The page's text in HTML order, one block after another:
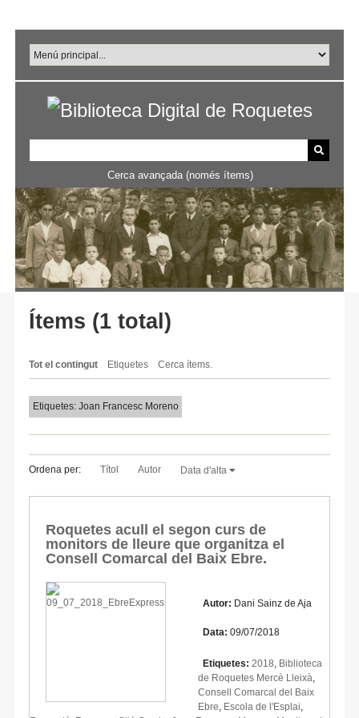
principal
Cerca avançada (només ítems)
Ítems (1 total)
Tot el contingut Etiquetes Cerca ítems.
Etiquetes: Joan Francesc Moreno
Ordena per: Títol Autor Data d'alta
Roquetes acull el segon curs de
monitors de lleure que organitza el
Consell Comarcal del Baix Ebre.
Autor: Dani Sainz de Aja
Data: 09/07/2018
Etiquetes: 2018 Biblioteca
de Roquetes Mercè Lleixà
Consell Comarcal del Baix
Ebre Escola de l'Esplai